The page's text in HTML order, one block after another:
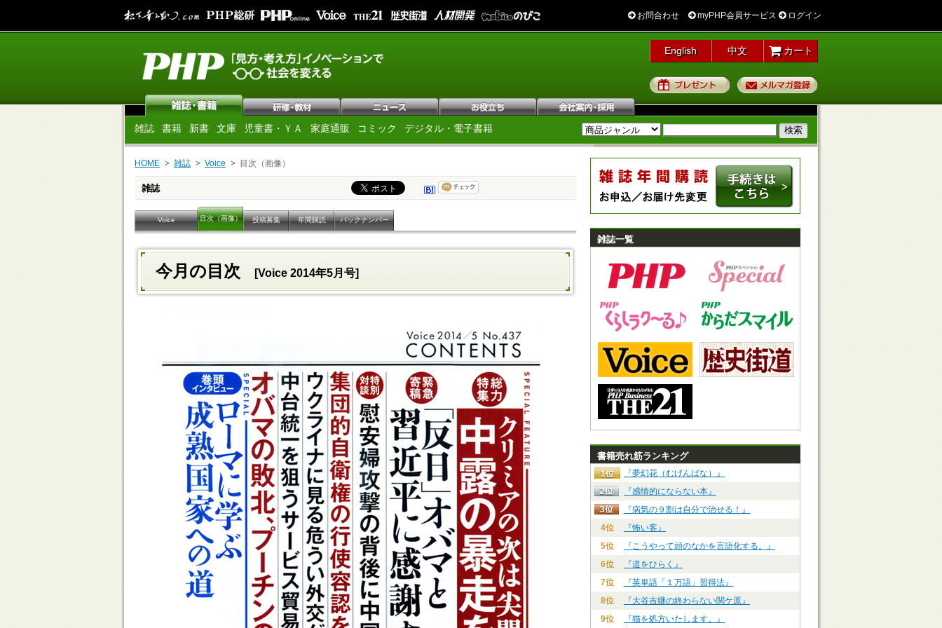
お問合わせ myPHP会員サービス ログイン
English 中文 カート
プレゼント
雑誌 書籍 新書 文庫 児童書・ＹＡ 家庭通販 コミック デジタル・電子書籍
HOME 雑誌 Voice 目次（画像）
雑誌
Voice 目次（画像） 投稿募集 年間購読 バックナンバー
今月の目次 [Voice 2014年5月号]
雑誌一覧
書籍売れ筋ランキング
『夢幻花（むげんばな）』
『感情的にならない本』
『病気の９割は自分で治せる！』
4位
『怖い客』
5位
『こうやって頭のなかを言語化する。』
6位
『道をひらく』
7位
『英単語「１万語」習得法』
8位
『大谷吉継の終わらない関ケ原』
9位
『猫を処方いたします。』